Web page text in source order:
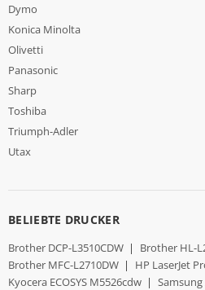
Dymo
Konica Minolta
Olivetti
Panasonic
Sharp
Toshiba
Triumph-Adler
Utax
BELIEBTE DRUCKER
Brother DCP-L3510CDW | Brother HL-
Brother MFC-L2710DW | HP LaserJet
Kyocera ECOSYS M5526cdw | Samsung